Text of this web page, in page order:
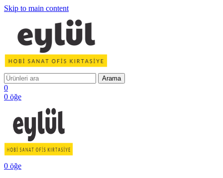
Skip to main content
Arama
0
0 öğe
0 öğe